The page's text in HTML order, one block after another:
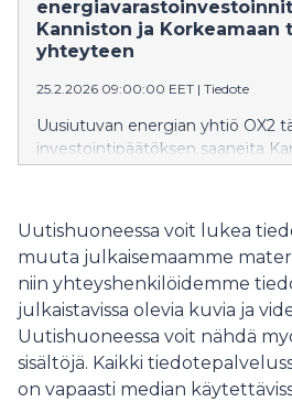
Kanniston ja Korkeamaan
yhteyteen
25.2.2026 09:00:00 EET | Tiedote
Uusiutuvan energian yhtiö OX2
investointipäätöksen saaneita
Energy Storage System, BESS).
Uutishuoneessa voit lukea
muuta julkaisemaamme
niin yhteyshenkilöidemme
julkaistavissa olevia kuvia ja
Uutishuoneessa voit nähdä
sisältöjä. Kaikki
on vapaasti median